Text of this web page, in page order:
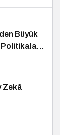
Büyük
Zekâ